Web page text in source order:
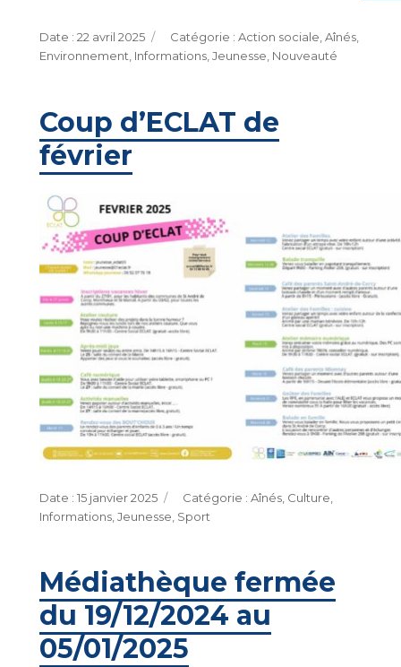
Publié
le
22 avril 2025 Catégories
Action sociale Aînés,
Environnement Informations, Jeunesse Nouveauté
Coup d’ECLAT de
février
Publié
le
15 janvier 2025 Catégories
Aînés, Culture
Informations, Jeunesse Sport
Médiathèque fermée
du 19/12/2024 au
05/01/2025